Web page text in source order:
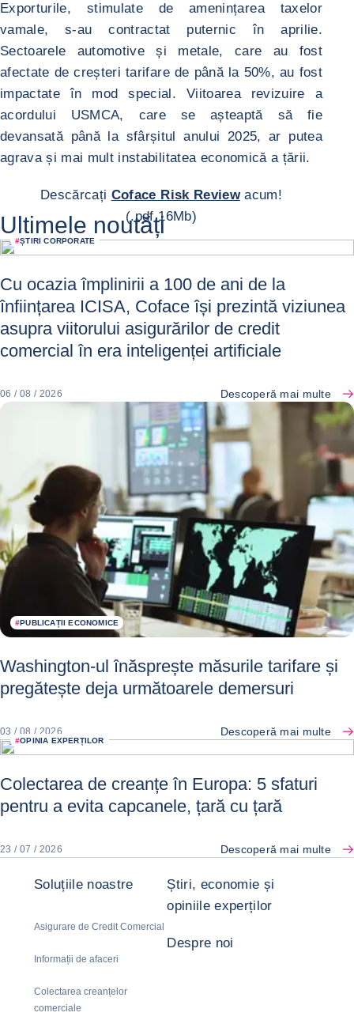
Exporturile, stimulate de amenințarea taxelor
vamale, s-au contractat puternic în aprilie.
Sectoarele automotive și metale, care au fost
afectate de creșteri tarifare de până la 50%, au fost
impactate în mod special. Viitoarea revizuire a
acordului USMCA, care se așteaptă să fie
devansată până la sfârșitul anului 2025, ar putea
agrava și mai mult instabilitatea economică a țării.
Descărcați Coface Risk Reviewacum!
(.pdf 16Mb)
Ultimele noutăți
#ȘTIRI CORPORATE
Cu ocazia împlinirii a 100 de ani de la
înființarea ICISA, Coface își prezintă viziunea
asupra viitorului asigurărilor de credit
comercial în era inteligenței artificiale
06 / 08 / 2026 Descoperă mai multe
#PUBLICAȚII ECONOMICE
Washington-ul înăsprește măsurile tarifare și
pregătește deja următoarele demersuri
03 / 08 / 2026 Descoperă mai multe
#OPINIA EXPERȚILOR
Colectarea de creanțe în Europa: 5 sfaturi
pentru a evita capcanele, țară cu țară
23 / 07 / 2026 Descoperă mai multe
Soluțiile noastre
Asigurare de Credit Comercial
Informații de afaceri
Colectarea creanțelor
comerciale
Știri, economie și
opiniile experților
Despre noi